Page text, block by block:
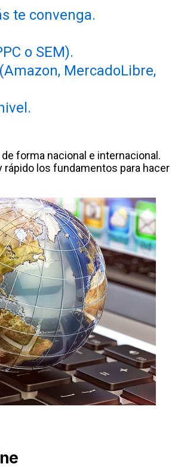
te convenga.
o SEM).
MercadoLibre,
forma nacional e internacional.
los fundamentos para hacer